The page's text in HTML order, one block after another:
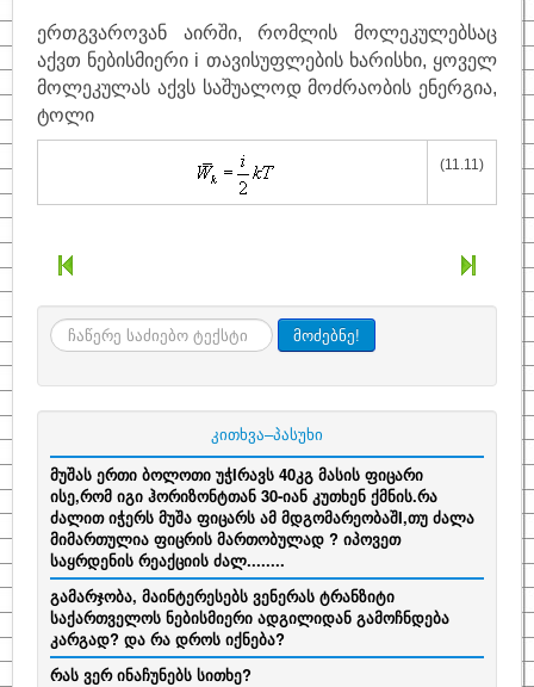
ერთგვაროვან აირში, რომლის მოლეკულებსაც
აქვთ ნებისმიერი i თავისუფლების ხარისხი, ყოველ
მოლეკულას აქვს საშუალოდ მოძრაობის ენერგია,
ტოლი
(11.11)
ძიება მოძებნე!
კითხვა–პასუხი
მუშას ერთი ბოლოთი უჭIრავს 40კგ მასის ფიცარი
ისე,რომ იგი ჰორიზონტთან 30-იან კუთხენ ქმნის.რა
ძალით იჭერს მუშა ფიცარს ამ მდგომარეობაშI,თუ ძალა
მიმართულია ფიცრის მართობულად ? იპოვეთ
საყრდენის რეაქციის ძალ........
გამარჯობა, მაინტერესებს ვენერას ტრანზიტი
საქართველოს ნებისმიერი ადგილიდან გამოჩნდება
კარგად? და რა დროს იქნება?
რას ვერ ინაჩუნებს სითხე?